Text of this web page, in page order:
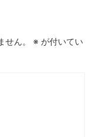
ん。 ※ が付いてい